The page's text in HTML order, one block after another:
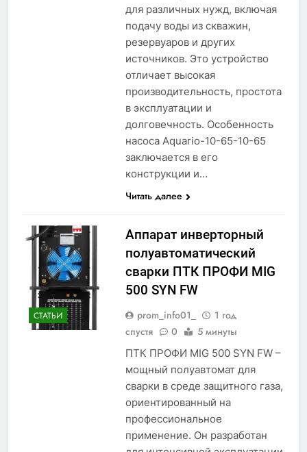
для различных нужд, включая
подачу воды из скважин,
резервуаров и других
источников. Это устройство
отличает высокая
производительность, простота
в эксплуатации и
долговечность. Особенность
насоса Aquario-10-65-10-65
заключается в его
конструкции и…
Читать далее
СТАТЬИ
Аппарат инверторный
полуавтоматический
сварки ПТК ПРОФИ MIG
500 SYN FW
prom_info01_
1 год
спустя
0 5 минуты
ПТК ПРОФИ MIG 500 SYN FW –
мощный полуавтомат для
сварки в среде защитного газа,
ориентированный на
профессиональное
применение. Он разработан